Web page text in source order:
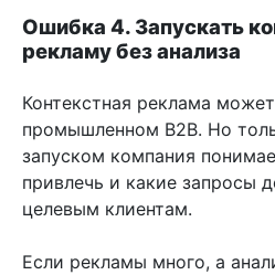
Ошибка 4. Запускать
рекламу без анализа
Контекстная реклама
промышленном B2B. Но
запуском компания
привлечь и какие запросы
целевым клиентам.
Если рекламы много, а